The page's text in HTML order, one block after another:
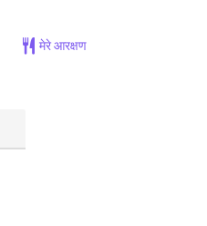
मेरे आरक्षण